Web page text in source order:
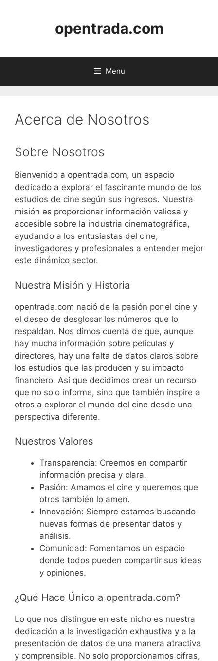
opentrada.com
Menu
Acerca de Nosotros
Sobre Nosotros
Bienvenido a opentrada.com, un espacio
dedicado a explorar el fascinante mundo de los
estudios de cine según sus ingresos. Nuestra
misión es proporcionar información valiosa y
accesible sobre la industria cinematográfica,
ayudando a los entusiastas del cine,
investigadores y profesionales a entender mejor
este dinámico sector.
Nuestra Misión y Historia
opentrada.com nació de la pasión por el cine y
el deseo de desglosar los números que lo
respaldan. Nos dimos cuenta de que, aunque
hay mucha información sobre películas y
directores, hay una falta de datos claros sobre
los estudios que las producen y su impacto
financiero. Así que decidimos crear un recurso
que no solo informe, sino que también inspire a
otros a explorar el mundo del cine desde una
perspectiva diferente.
Nuestros Valores
Transparencia: Creemos en compartir
información precisa y clara.
Pasión: Amamos el cine y queremos que
otros también lo amen.
Innovación: Siempre estamos buscando
nuevas formas de presentar datos y
análisis.
Comunidad: Fomentamos un espacio
donde todos pueden compartir sus ideas
y opiniones.
¿Qué Hace Único a opentrada.com?
Lo que nos distingue en este nicho es nuestra
dedicación a la investigación exhaustiva y a la
presentación de datos de una manera atractiva
y comprensible. No solo proporcionamos cifras,